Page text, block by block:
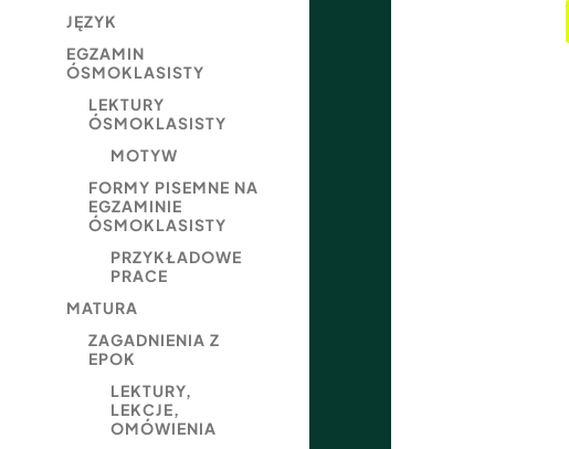
JĘZYK
EGZAMIN
ÓSMOKLASISTY
LEKTURY
ÓSMOKLASISTY
MOTYW
FORMY PISEMNE NA
EGZAMINIE
ÓSMOKLASISTY
PRZYKŁADOWE
PRACE
MATURA
ZAGADNIENIA Z
EPOK
LEKTURY,
LEKCJE,
OMÓWIENIA